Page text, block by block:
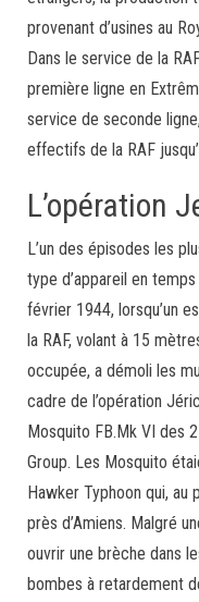
provenant d’usines au
Dans le service de la
première ligne en
service de seconde
effectifs de la RAF
L’opération
L’un des épisodes les
type d’appareil en
février 1944, lorsqu’un
la RAF, volant à 15
occupée, a démoli les
cadre de l’opération
Mosquito FB.Mk VI des
Group. Les Mosquito
Hawker Typhoon qui, au
près d’Amiens. Malgré
ouvrir une brèche dans
bombes à retardement